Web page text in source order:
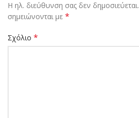
Η ηλ. διεύθυνση σας δεν δημοσιεύεται.
σημειώνονται με *
Σχόλιο *